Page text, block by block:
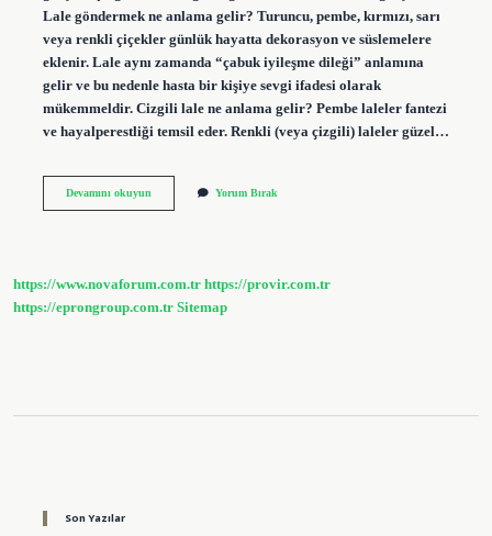
Lale göndermek ne anlama gelir? Turuncu, pembe, kırmızı, sarı
veya renkli çiçekler günlük hayatta dekorasyon ve süslemelere
eklenir. Lale aynı zamanda “çabuk iyileşme dileği” anlamına
gelir ve bu nedenle hasta bir kişiye sevgi ifadesi olarak
mükemmeldir. Cizgili lale ne anlama gelir? Pembe laleler fantezi
ve hayalperestliği temsil eder. Renkli (veya çizgili) laleler güzel…
Devamını okuyunMesajda
Yorum Bırak
https://www.novaforum.com.tr https://provir.com.tr
https://eprongroup.com.tr Sitemap
Son Yazılar